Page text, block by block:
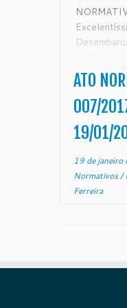
Egrégio
Estado do
suas
Resolução
ATO
007/
19/01/
19 de janeiro
Normativos/
Ferreira